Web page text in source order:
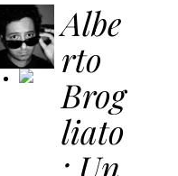
Albe
rto
Brog
liato